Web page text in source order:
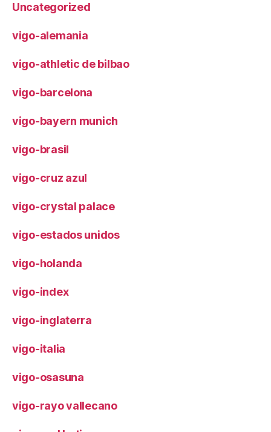
Uncategorized
vigo-alemania
vigo-athletic de bilbao
vigo-barcelona
vigo-bayern munich
vigo-brasil
vigo-cruz azul
vigo-crystal palace
vigo-estados unidos
vigo-holanda
vigo-index
vigo-inglaterra
vigo-italia
vigo-osasuna
vigo-rayo vallecano